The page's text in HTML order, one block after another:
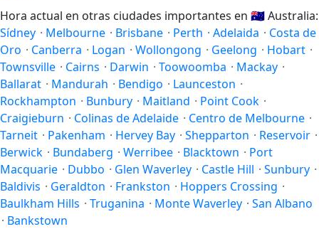
Hora actual en otras ciudades importantes en 🇦🇺Australia:
Sídney · Melbourne · Brisbane · Perth · Adelaida · Costa de
Oro · Canberra · Logan · Wollongong · Geelong · Hobart ·
Townsville · Cairns · Darwin · Toowoomba · Mackay ·
Ballarat · Mandurah · Bendigo · Launceston ·
Rockhampton · Bunbury · Maitland · Point Cook ·
Craigieburn · Colinas de Adelaide · Centro de Melbourne ·
Tarneit · Pakenham · Hervey Bay · Shepparton · Reservoir ·
Berwick · Bundaberg · Werribee · Blacktown · Port
Macquarie · Dubbo · Glen Waverley · Castle Hill · Sunbury ·
Baldivis · Geraldton · Frankston · Hoppers Crossing ·
Baulkham Hills · Truganina · Monte Waverley · San Albano
· Bankstown